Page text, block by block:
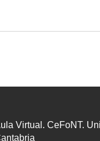
Virtual. CeFoNT.